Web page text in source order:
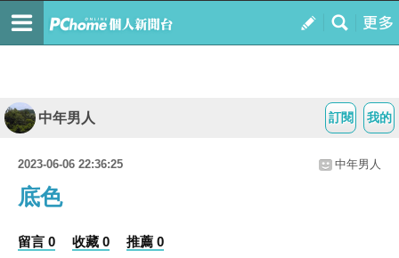
我的
訂閱
中年男人
2023-06-06 22:36:25 中年男人
底色
留言 0 收藏 0 推薦 0